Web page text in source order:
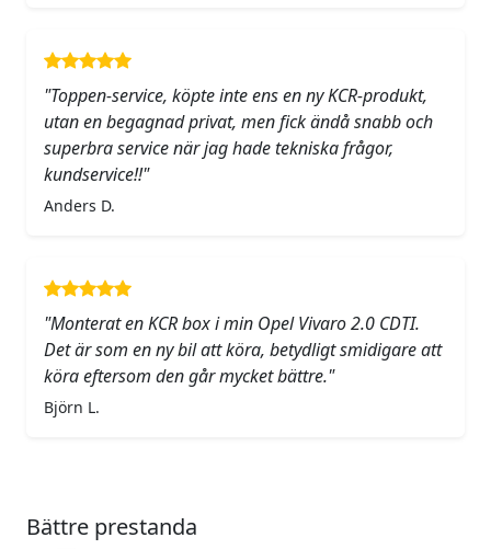
"Toppen-service, köpte inte ens en ny KCR-produkt,
utan en begagnad privat, men fick ändå snabb och
superbra service när jag hade tekniska frågor,
kundservice!!"
Anders D.
"Monterat en KCR box i min Opel Vivaro 2.0 CDTI.
Det är som en ny bil att köra, betydligt smidigare att
köra eftersom den går mycket bättre."
Björn L.
Bättre prestanda